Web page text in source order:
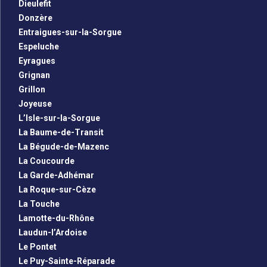
Dieulefit
Donzère
Entraigues-sur-la-Sorgue
Espeluche
Eyragues
Grignan
Grillon
Joyeuse
L’Isle-sur-la-Sorgue
La Baume-de-Transit
La Bégude-de-Mazenc
La Coucourde
La Garde-Adhémar
La Roque-sur-Cèze
La Touche
Lamotte-du-Rhône
Laudun-l’Ardoise
Le Pontet
Le Puy-Sainte-Réparade